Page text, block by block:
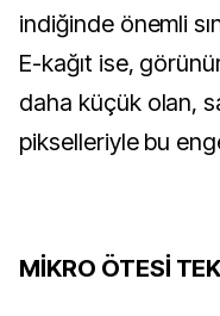
indiğinde önemli
E-kağıt ise,
daha küçük olan,
pikselleriyle bu
MİKRO ÖTESİ